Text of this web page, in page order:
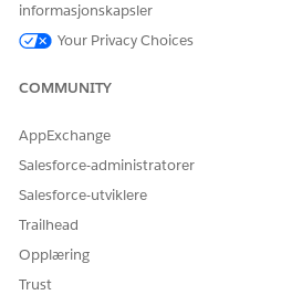
informasjonskapsler
Your Privacy Choices
COMMUNITY
AppExchange
Salesforce-administratorer
Salesforce-utviklere
Trailhead
Opplæring
Trust